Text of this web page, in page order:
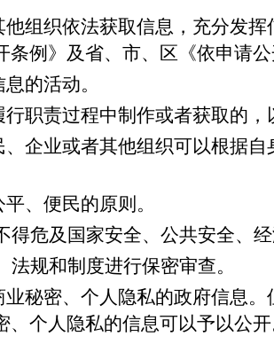
组织依法获取信息，充分发
例》及省、市、区《依申请
的活动。
职责过程中制作或者获取的，
企业或者其他组织可以根据
、便民的原则。
危及国家安全、公共安全、经
规和制度进行保密审查。
秘密、个人隐私的政府信息
个人隐私的信息可以予以公开